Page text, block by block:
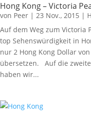
Hong Kong – Victoria
von Peer | 23 Nov., 2015 |
Auf dem Weg zum Victoria
top Sehenswürdigkeit in
nur 2 Hong Kong Dollar
übersetzen. Auf die
haben wir...